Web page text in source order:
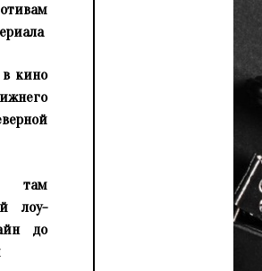
в кино
там
лоу-
до